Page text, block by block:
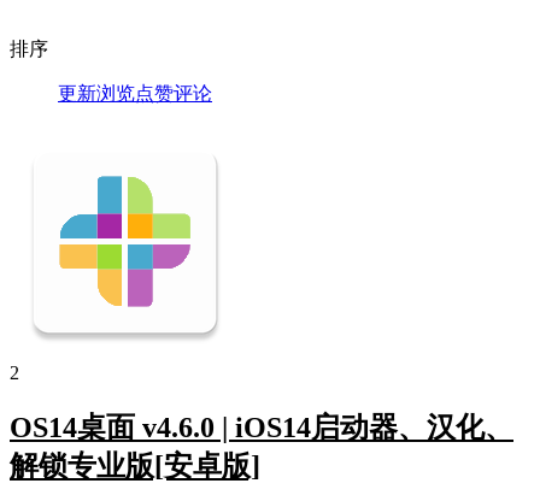
排序
更新浏览点赞评论
2
OS14桌面 v4.6.0 | iOS14启动器、汉化、
解锁专业版[安卓版]